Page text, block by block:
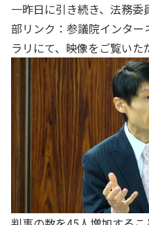
一昨日に引き続き、法務
部リンク： 参議院インター
ラリ にて、映像をご覧いた